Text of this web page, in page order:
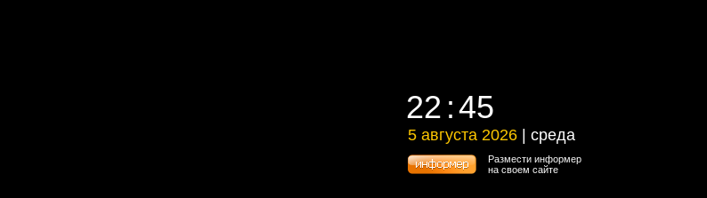
22 45
22 45
5 августа 2026 | среда
5 августа 2026 | среда
Размести информер
на своем сайте